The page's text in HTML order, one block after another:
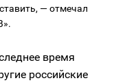
— отмечал
время
российские